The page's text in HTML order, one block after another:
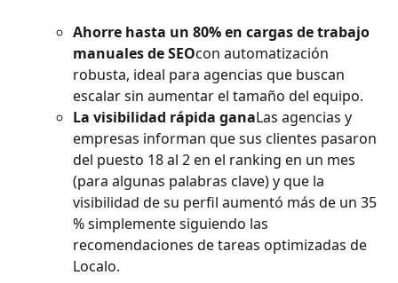
Ahorre hasta un 80% en cargas de trabajo
manuales de SEOcon automatización
robusta, ideal para agencias que buscan
escalar sin aumentar el tamaño del equipo.
La visibilidad rápida ganaLas agencias y
empresas informan que sus clientes pasaron
del puesto 18 al 2 en el ranking en un mes
(para algunas palabras clave) y que la
visibilidad de su perfil aumentó más de un 35
% simplemente siguiendo las
recomendaciones de tareas optimizadas de
Localo.